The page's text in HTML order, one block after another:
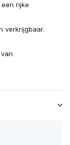
rijke
verkrijgbaar.